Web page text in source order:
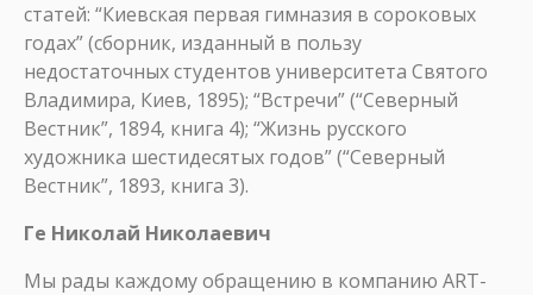
статей: “Киевская первая гимназия в сороковых
годах” (сборник, изданный в пользу
недостаточных студентов университета Святого
Владимира, Киев, 1895); “Встречи” (“Северный
Вестник”, 1894, книга 4); “Жизнь русского
художника шестидесятых годов” (“Северный
Вестник”, 1893, книга 3).
Ге Николай Николаевич
Мы рады каждому обращению в компанию ART-